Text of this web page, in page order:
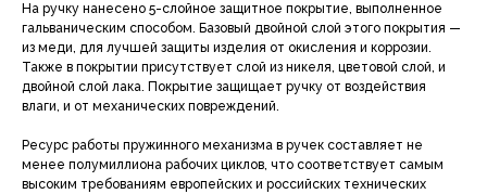
На ручку нанесено 5-слойное защитное покрытие, выполненное
гальваническим способом. Базовый двойной слой этого покрытия —
из меди, для лучшей защиты изделия от окисления и коррозии.
Также в покрытии присутствует слой из никеля, цветовой слой, и
двойной слой лака. Покрытие защищает ручку от воздействия
влаги, и от механических повреждений.
Ресурс работы пружинного механизма в ручек составляет не
менее полумиллиона рабочих циклов, что соответствует самым
высоким требованиям европейских и российских технических